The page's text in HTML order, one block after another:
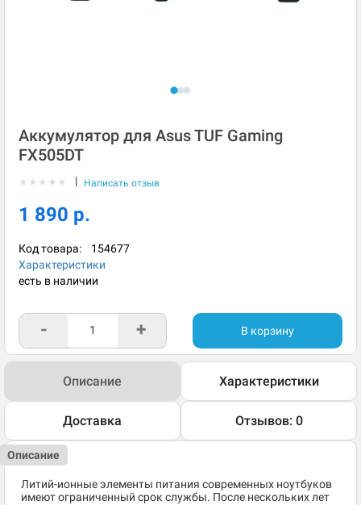
Аккумулятор для Asus TUF Gaming
FX505DT
★ ★ ★ ★ ★ | Написать отзыв
1 890 р.
Код товара: 154677
Характеристики
есть в наличии
- + В корзину
Описание Характеристики
Доставка Отзывов: 0
Описание
Литий-ионные элементы питания современных ноутбуков
имеют ограниченный срок службы. После нескольких лет